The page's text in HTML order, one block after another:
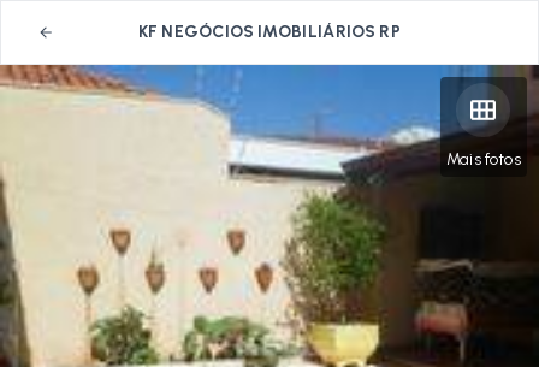
KF NEGÓCIOS IMOBILIÁRIOS RP
Mais fotos